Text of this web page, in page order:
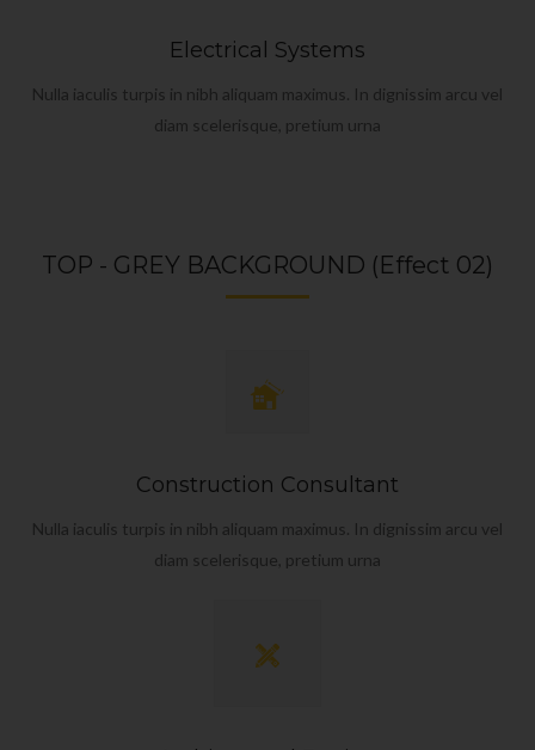
Electrical Systems
Nulla iaculis turpis in nibh aliquam maximus. In dignissim arcu vel
diam scelerisque, pretium urna
TOP - GREY BACKGROUND (Effect 02)
Construction Consultant
Nulla iaculis turpis in nibh aliquam maximus. In dignissim arcu vel
diam scelerisque, pretium urna